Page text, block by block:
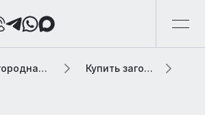
Загородная элитная недвижимость
Купить загородную элитную недвижимость